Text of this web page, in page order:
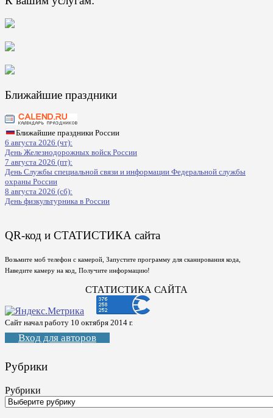
Ближайшие праздники
Ближайшие праздники России
6 августа 2026 (чт):
День Железнодорожных войск России
7 августа 2026 (пт):
День Службы специальной связи и информации Федеральной службы
охраны России
8 августа 2026 (сб):
День физкультурника в России
QR-код и СТАТИСТИКА сайта
Возьмите моб телефон с камерой, Запустите программу для сканирования кода,
Наведите камеру на код, Получите информацию!
СТАТИСТИКА САЙТА
Сайт начал работу 10 октября 2014 г.
Вход для авторов
Рубрики
Рубрики